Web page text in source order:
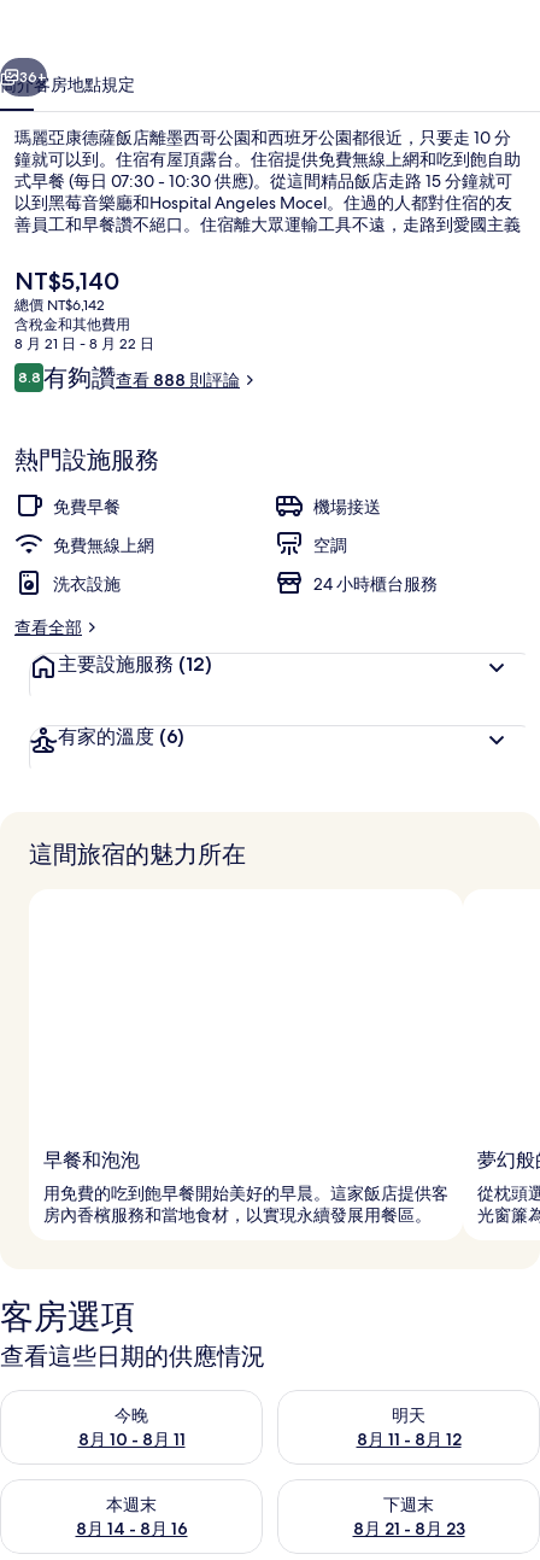
店
的
相
片
集
個 下一個
36+
簡介客房地點規定
瑪麗亞康德薩飯店離墨西哥公園和西班牙公園都很近，只要走 10 分
鐘就可以到。住宿有屋頂露台。住宿提供免費無線上網和吃到飽自助
式早餐 (每日 07:30 - 10:30 供應)。從這間精品飯店走路 15 分鐘就可
以到黑莓音樂廳和Hospital Angeles Mocel。住過的人都對住宿的友
善員工和早餐讚不絕口。住宿離大眾運輸工具不遠，走路到愛國主義
目
前
的
價
格
是
NT$5,140
總價 NT$6,142
含稅金和其他費用
8 月 21 日 - 8 月 22 日
評
論
8.88.8 分，滿分 10 分，
有夠讚查看 888 則評論
熱門設施服務
免費早餐
機場接送
免費無線上網
空調
洗衣設施
24 小時櫃台服務
查看全部
主要設施服務 (12)
有家的溫度 (6)
這間旅宿的魅力所在
早餐和泡泡
用免費的吃到飽早餐開始美好的早晨。這家飯店提供客
房內香檳服務和當地食材，以實現永續發展用餐區。
夢幻般
從枕頭
光窗簾
客房選項
查看這些日期的供應情況
今晚
8月 10 - 8月 11
查看今晚 (8月 10 - 8月 11) 的供應情況
明天
8月 11 - 8月 12
查看明天 (8月 11 - 8月 12) 的供
本週末
8月 14 - 8月 16
查看本週末 (8月 14 - 8月 16) 的供應情況
下週末
8月 21 - 8月 23
查看下週末 (8月 21 - 8月 23)